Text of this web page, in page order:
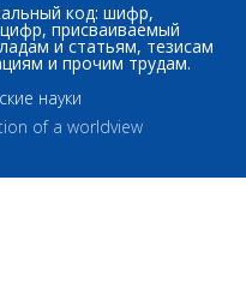
код: шифр,
присваиваемый
и статьям, тезисам
и прочим трудам.
науки
of a worldview